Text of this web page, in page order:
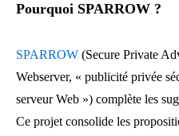
Pourquoi SPARROW ?
SPARROW (Secure Private
Webserver, « publicité privée
serveur Web ») complète les
Ce projet consolide les